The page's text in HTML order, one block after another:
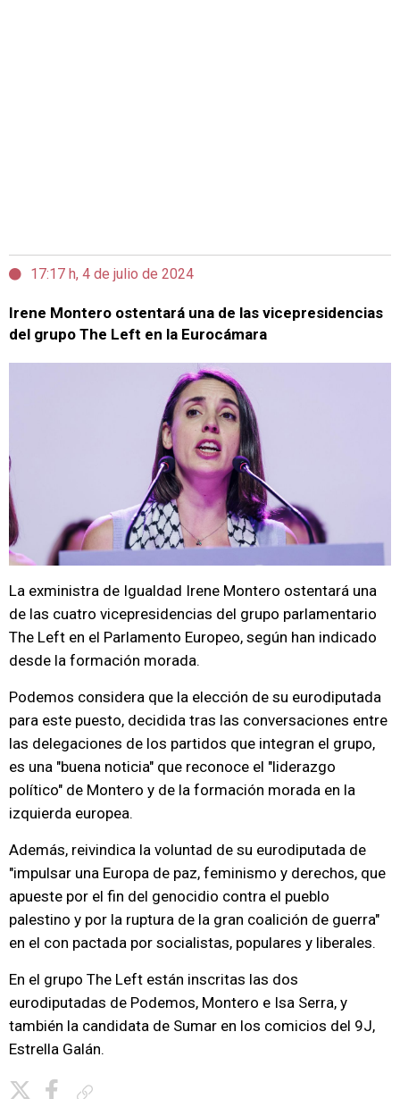
17:17 h, 4 de julio de 2024
Irene Montero ostentará una de las vicepresidencias
del grupo The Left en la Eurocámara
La exministra de Igualdad Irene Montero ostentará una
de las cuatro vicepresidencias del grupo parlamentario
The Left en el Parlamento Europeo, según han indicado
desde la formación morada.
Podemos considera que la elección de su eurodiputada
para este puesto, decidida tras las conversaciones entre
las delegaciones de los partidos que integran el grupo,
es una "buena noticia" que reconoce el "liderazgo
político" de Montero y de la formación morada en la
izquierda europea.
Además, reivindica la voluntad de su eurodiputada de
"impulsar una Europa de paz, feminismo y derechos, que
apueste por el fin del genocidio contra el pueblo
palestino y por la ruptura de la gran coalición de guerra"
en el con pactada por socialistas, populares y liberales.
En el grupo The Left están inscritas las dos
eurodiputadas de Podemos, Montero e Isa Serra, y
también la candidata de Sumar en los comicios del 9J,
Estrella Galán.